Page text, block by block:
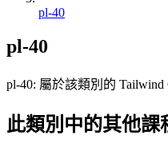
pl-40
pl-40
pl-40: 屬於該類別的 Tailwind
此類別中的其他課